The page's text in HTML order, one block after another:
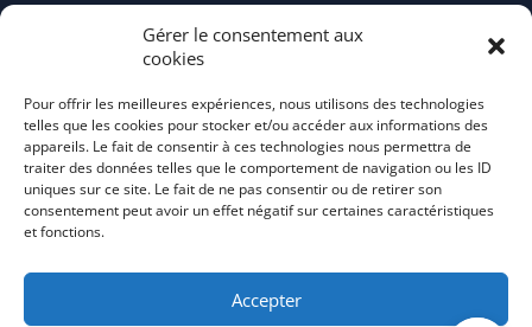
Gérer le consentement aux
cookies
Pour offrir les meilleures expériences, nous utilisons des technologies
telles que les cookies pour stocker et/ou accéder aux informations des
appareils. Le fait de consentir à ces technologies nous permettra de
traiter des données telles que le comportement de navigation ou les ID
uniques sur ce site. Le fait de ne pas consentir ou de retirer son
consentement peut avoir un effet négatif sur certaines caractéristiques
et fonctions.
Accepter
conseils et astuces pour mieux trier et réduire vos déchets,
vous au flash info bi-mensuel Tri Action!